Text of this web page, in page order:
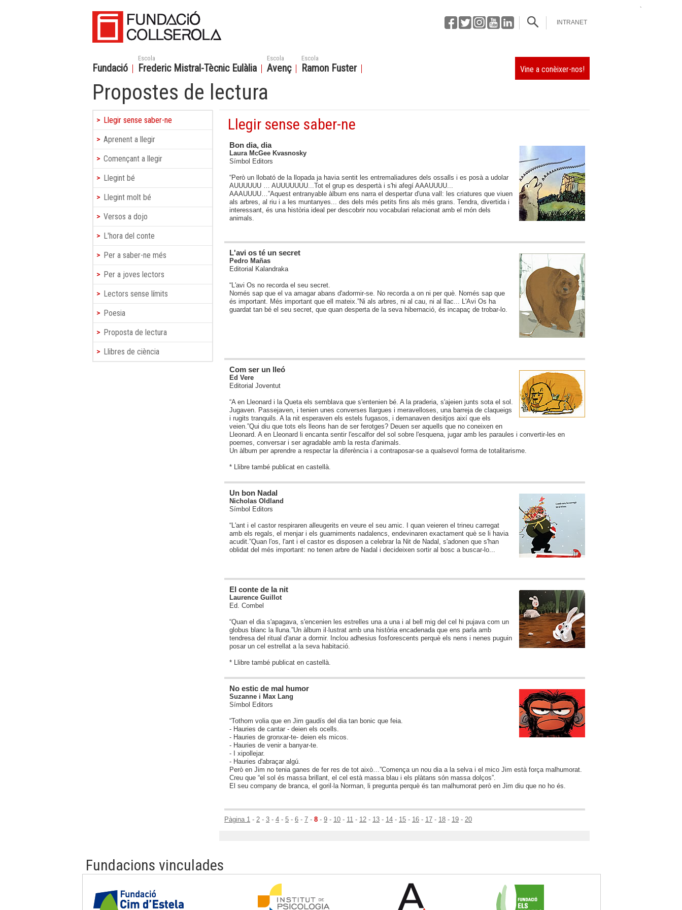
INTRANET
Fundació
Escola
Frederic Mistral-Tècnic Eulàlia
Escola
Avenç
Escola
Ramon Fuster Vine a conèixer-nos!
Propostes de lectura
Llegir sense saber-ne
Aprenent a llegir
Començant a llegir
Llegint bé
Llegint molt bé
Versos a dojo
L'hora del conte
Per a saber-ne més
Per a joves lectors
Lectors sense límits
Poesia
Proposta de lectura
Llibres de ciència
Llegir sense saber-ne
Bon dia, dia
Laura McGee Kvasnosky
Símbol Editors
“Però un llobató de la llopada ja havia sentit les entremaliadures dels ossalls i es posà a udolar
AUUUUUU … AUUUUUUU...Tot el grup es despertà i s'hi afegí AAAUUUU...
AAAUUUU…”Aquest entranyable àlbum ens narra el despertar d'una vall: les criatures que viuen
als arbres, al riu i a les muntanyes... des dels més petits fins als més grans. Tendra, divertida i
interessant, és una història ideal per descobrir nou vocabulari relacionat amb el món dels
animals.
L'avi os té un secret
Pedro Mañas
Editorial Kalandraka
“L'avi Os no recorda el seu secret.
Només sap que el va amagar abans d'adormir-se. No recorda a on ni per què. Només sap que
és important. Més important que ell mateix.”Ni als arbres, ni al cau, ni al llac... L'Avi Os ha
guardat tan bé el seu secret, que quan desperta de la seva hibernació, és incapaç de trobar-lo.
Com ser un lleó
Ed Vere
Editorial Joventut
“A en Lleonard i la Queta els semblava que s'entenien bé. A la praderia, s'ajeien junts sota el sol.
Jugaven. Passejaven, i tenien unes converses llargues i meravelloses, una barreja de claqueigs
i rugits tranquils. A la nit esperaven els estels fugasos, i demanaven desitjos així que els
veien.”Qui diu que tots els lleons han de ser ferotges? Deuen ser aquells que no coneixen en
Lleonard. A en Lleonard li encanta sentir l'escalfor del sol sobre l'esquena, jugar amb les paraules i convertir-les en
poemes, conversar i ser agradable amb la resta d'animals.
Un àlbum per aprendre a respectar la diferència i a contraposar-se a qualsevol forma de totalitarisme.
* Llibre també publicat en castellà.
Un bon Nadal
Nicholas Oldland
Símbol Editors
“L'ant i el castor respiraren alleugerits en veure el seu amic. I quan veieren el trineu carregat
amb els regals, el menjar i els guarniments nadalencs, endevinaren exactament què se li havia
acudit.”Quan l'os, l'ant i el castor es disposen a celebrar la Nit de Nadal, s'adonen que s'han
oblidat del més important: no tenen arbre de Nadal i decideixen sortir al bosc a buscar-lo...
El conte de la nit
Laurence Guillot
Ed. Combel
“Quan el dia s'apagava, s'encenien les estrelles una a una i al bell mig del cel hi pujava com un
globus blanc la lluna.”Un àlbum il·lustrat amb una història encadenada que ens parla amb
tendresa del ritual d'anar a dormir. Inclou adhesius fosforescents perquè els nens i nenes puguin
posar un cel estrellat a la seva habitació.
* Llibre també publicat en castellà.
No estic de mal humor
Suzanne i Max Lang
Símbol Editors
“Tothom volia que en Jim gaudís del dia tan bonic que feia.
- Hauries de cantar - deien els ocells.
- Hauries de gronxar-te- deien els micos.
- Hauries de venir a banyar-te.
- I xipollejar.
- Hauries d'abraçar algú.
Però en Jim no tenia ganes de fer res de tot això…”Comença un nou dia a la selva i el mico Jim està força malhumorat.
Creu que “el sol és massa brillant, el cel està massa blau i els plàtans són massa dolços”.
El seu company de branca, el goril·la Norman, li pregunta perquè és tan malhumorat però en Jim diu que no ho és.
Pàgina 1 - 2 - 3 - 4 - 5 - 6 - 7 - 8 - 9 - 10 - 11 - 12 - 13 - 14 - 15 - 16 - 17 - 18 - 19 - 20
Fundacions vinculades
`